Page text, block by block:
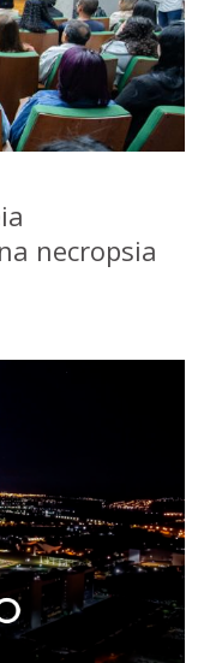
necropsia